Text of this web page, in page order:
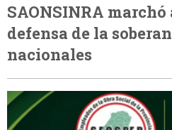
SAONSINRA marchó
defensa de la
nacionales